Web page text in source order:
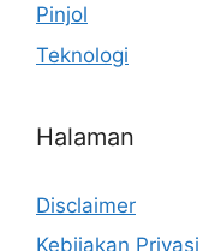
Pinjol
Teknologi
Halaman
Disclaimer
Kebijakan Privasi